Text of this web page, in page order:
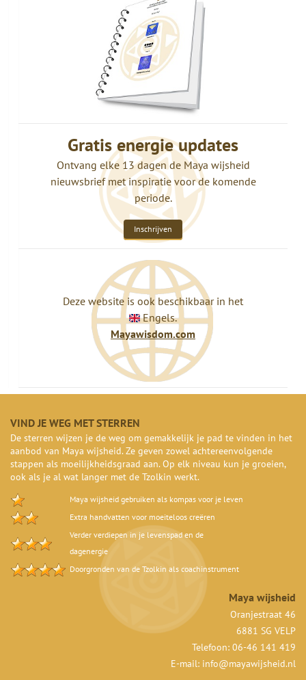
Gratis energie updates
Ontvang elke 13 dagen de Maya wijsheid
nieuwsbrief met inspiratie voor de komende
periode.
Inschrijven
Deze website is ook beschikbaar in het
Engels.
Mayawisdom.com
VIND JE WEG MET STERREN
De sterren wijzen je de weg om gemakkelijk je pad te vinden in het
aanbod van Maya wijsheid. Ze geven zowel achtereenvolgende
stappen als moeilijkheidsgraad aan. Op elk niveau kun je groeien,
ook als je al wat langer met de Tzolkin werkt.
Maya wijsheid gebruiken als kompas voor je leven
Extra handvatten voor moeiteloos creëren
Verder verdiepen in je levenspad en de
dagenergie
Doorgronden van de Tzolkin als coachinstrument
Maya wijsheid
Oranjestraat 46
6881 SG VELP
Telefoon: 06-46 141 419
E-mail: info@mayawijsheid.nl